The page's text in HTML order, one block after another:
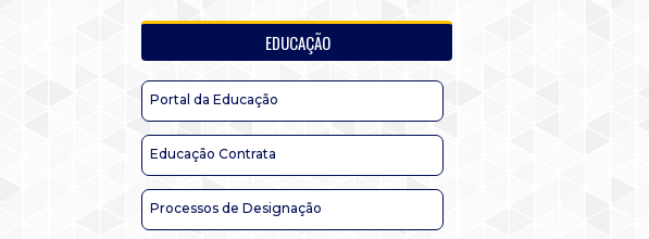
EDUCAÇÃO
Portal da Educação
Educação Contrata
Processos de Designação